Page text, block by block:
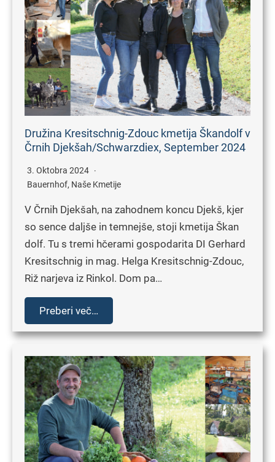
Družina Kresitschnig-Zdouc kmetija Škandolf v
Črnih Djekšah/Schwarzdiex, September 2024
3. Oktobra 2024
Bauernhof, Naše Kmetije
V Črnih Djekšah, na zahodnem koncu Djekš, kjer
so sence daljše in temnejše, stoji kmetija Škan
dolf. Tu s tremi hčerami gospodarita DI Gerhard
Kresitschnig in mag. Helga Kresitschnig-Zdouc,
Riž narjeva iz Rinkol. Dom pa…
Preberi več…